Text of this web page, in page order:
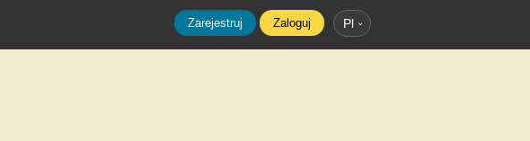
Zarejestruj Zaloguj Pl